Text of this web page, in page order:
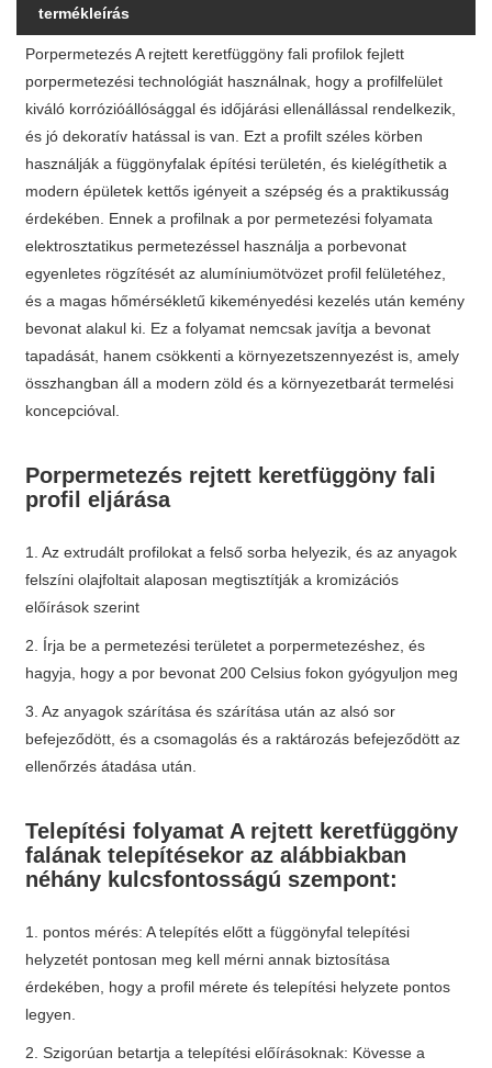
termékleírás
Porpermetezés A rejtett keretfüggöny fali profilok fejlett
porpermetezési technológiát használnak, hogy a profilfelület
kiváló korrózióállósággal és időjárási ellenállással rendelkezik,
és jó dekoratív hatással is van. Ezt a profilt széles körben
használják a függönyfalak építési területén, és kielégíthetik a
modern épületek kettős igényeit a szépség és a praktikusság
érdekében. Ennek a profilnak a por permetezési folyamata
elektrosztatikus permetezéssel használja a porbevonat
egyenletes rögzítését az alumíniumötvözet profil felületéhez,
és a magas hőmérsékletű kikeményedési kezelés után kemény
bevonat alakul ki. Ez a folyamat nemcsak javítja a bevonat
tapadását, hanem csökkenti a környezetszennyezést is, amely
összhangban áll a modern zöld és a környezetbarát termelési
koncepcióval.
Porpermetezés rejtett keretfüggöny fali
profil eljárása
1. Az extrudált profilokat a felső sorba helyezik, és az anyagok
felszíni olajfoltait alaposan megtisztítják a kromizációs
előírások szerint
2. Írja be a permetezési területet a porpermetezéshez, és
hagyja, hogy a por bevonat 200 Celsius fokon gyógyuljon meg
3. Az anyagok szárítása és szárítása után az alsó sor
befejeződött, és a csomagolás és a raktározás befejeződött az
ellenőrzés átadása után.
Telepítési folyamat A rejtett keretfüggöny
falának telepítésekor az alábbiakban
néhány kulcsfontosságú szempont:
1. pontos mérés: A telepítés előtt a függönyfal telepítési
helyzetét pontosan meg kell mérni annak biztosítása
érdekében, hogy a profil mérete és telepítési helyzete pontos
legyen.
2. Szigorúan betartja a telepítési előírásoknak: Kövesse a